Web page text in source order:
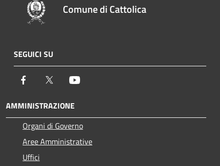
Comune di Cattolica
SEGUICI SU
Facebook Twitter
AMMINISTRAZIONE
Organi di Governo
Aree Amministrative
Uffici